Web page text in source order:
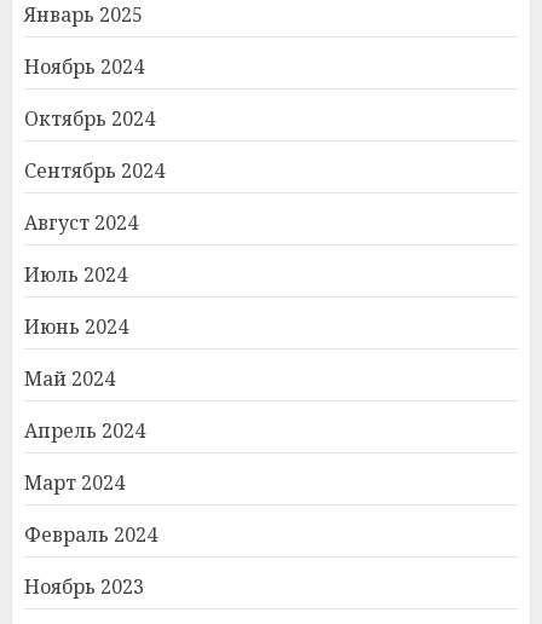
Январь 2025
Ноябрь 2024
Октябрь 2024
Сентябрь 2024
Август 2024
Июль 2024
Июнь 2024
Май 2024
Апрель 2024
Март 2024
Февраль 2024
Ноябрь 2023